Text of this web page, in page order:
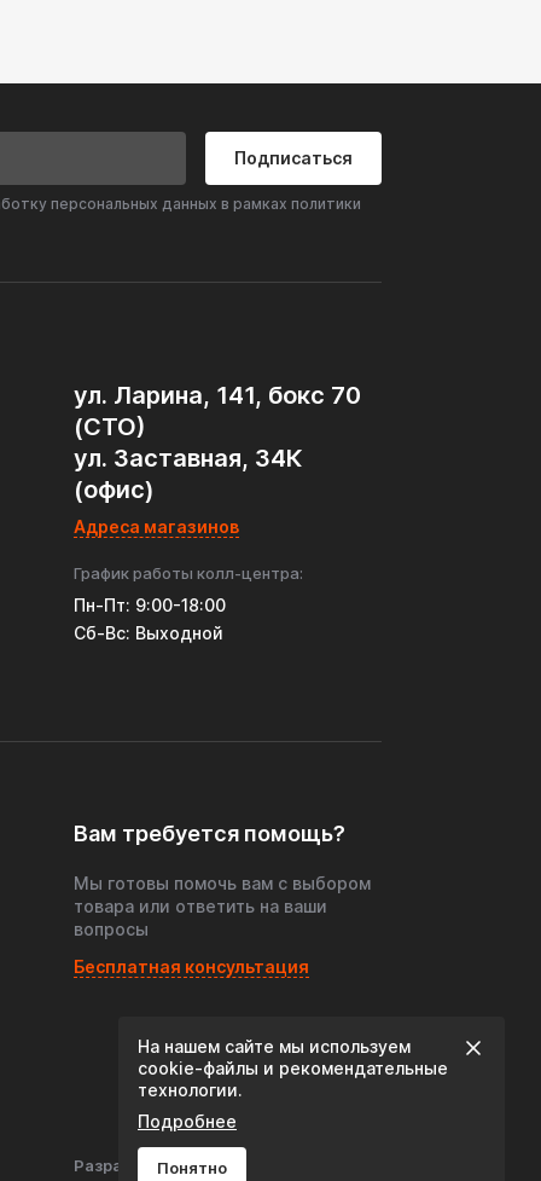
Подписаться
персональных данных в рамках политики
ул. Ларина, 141, бокс 70
(СТО)
ул. Заставная, 34К
(офис)
Адреса магазинов
График работы колл-центра:
Пн-Пт: 9:00-18:00
Cб-Вс: Выходной
Вам требуется помощь?
Мы готовы помочь вам с выбором
товара или ответить на ваши
вопросы
Бесплатная консультация
Разработка сайта:
На нашем сайте мы используем
cookie‑файлы и рекомендательные
технологии.
Подробнее
Понятно